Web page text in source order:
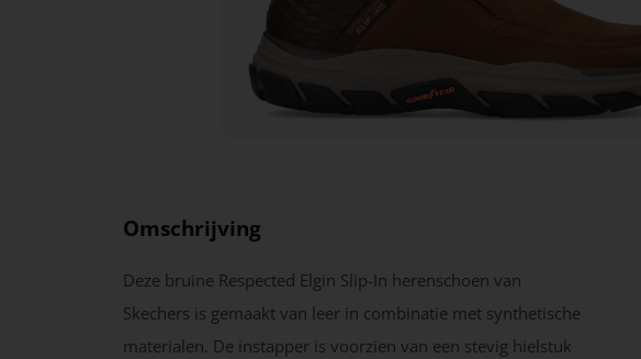
Omschrijving
Deze bruine Respected Elgin Slip-In herenschoen van
Skechers is gemaakt van leer in combinatie met synthetische
materialen. De instapper is voorzien van een stevig hielstuk